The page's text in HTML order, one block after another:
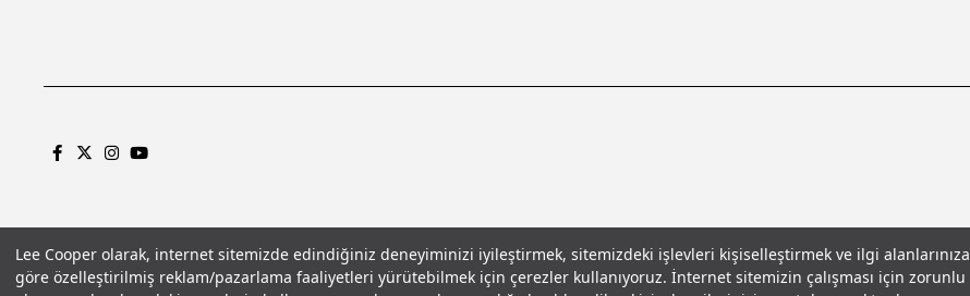
Lee Cooper olarak, internet sitemizde edindiğiniz deneyiminizi iyileştirmek, sitemizdeki işlevleri kişiselleştirmek ve ilgi alanlarınıza
göre özelleştirilmiş reklam/pazarlama faaliyetleri yürütebilmek için çerezler kullanıyoruz. İnternet sitemizin çalışması için zorunlu
Gizlilik PolitikasıÇerez PolitikasıKVKK Aydınlatma MetniŞartlar ve Koşullar© 2026 Leecooper - Tüm Hakları Saklıdır.